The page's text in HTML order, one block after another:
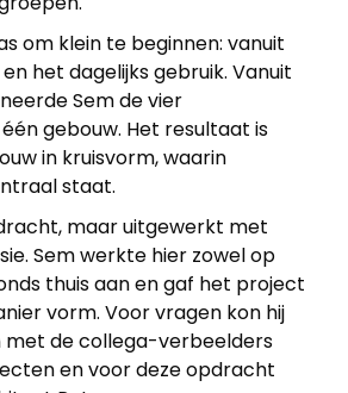
om klein te beginnen: vanuit
het dagelijks gebruik. Vanuit
Sem de vier
gebouw. Het resultaat is
in kruisvorm, waarin
staat.
maar uitgewerkt met
Sem werkte hier zowel op
thuis aan en gaf het project
vorm. Voor vragen kon hij
met de collega-verbeelders
en voor deze opdracht